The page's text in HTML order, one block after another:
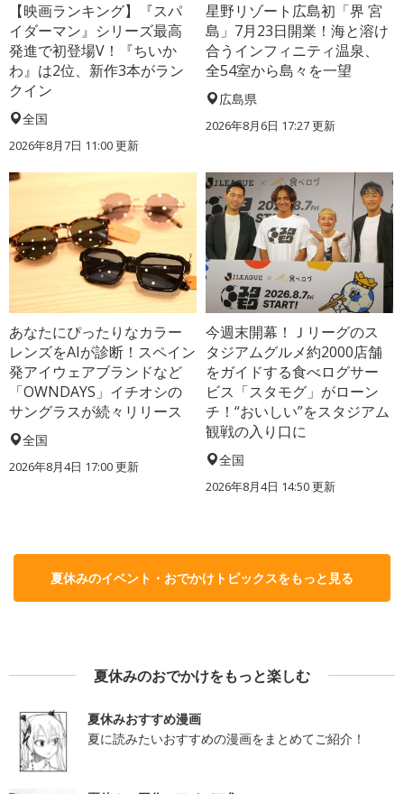
【映画ランキング】『スパ
イダーマン』シリーズ最高
発進で初登場V！『ちいか
わ』は2位、新作3本がラン
クイン
全国
2026年8月7日 11:00更新
星野リゾート広島初「界 宮
島」7月23日開業！海と溶け
合うインフィニティ温泉、
全54室から島々を一望
広島県
2026年8月6日 17:27更新
あなたにぴったりなカラー
レンズをAIが診断！スペイン
発アイウェアブランドなど
「OWNDAYS」イチオシの
サングラスが続々リリース
全国
2026年8月4日 17:00更新
今週末開幕！Ｊリーグのス
タジアムグルメ約2000店舗
をガイドする食べログサー
ビス「スタモグ」がローン
チ！“おいしい”をスタジアム
観戦の入り口に
全国
2026年8月4日 14:50更新
夏休みのイベント・おでかけトピックスをもっと見る
夏休みのおでかけをもっと楽しむ
夏休みおすすめ漫画
夏に読みたいおすすめの漫画をまとめてご紹介！